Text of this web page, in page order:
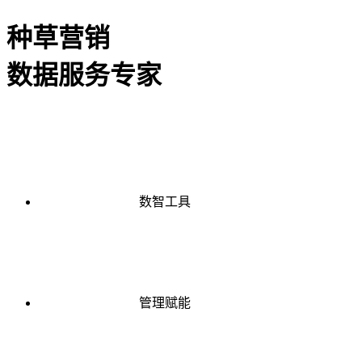
种草营销
数据服务专家
数智工具
管理赋能